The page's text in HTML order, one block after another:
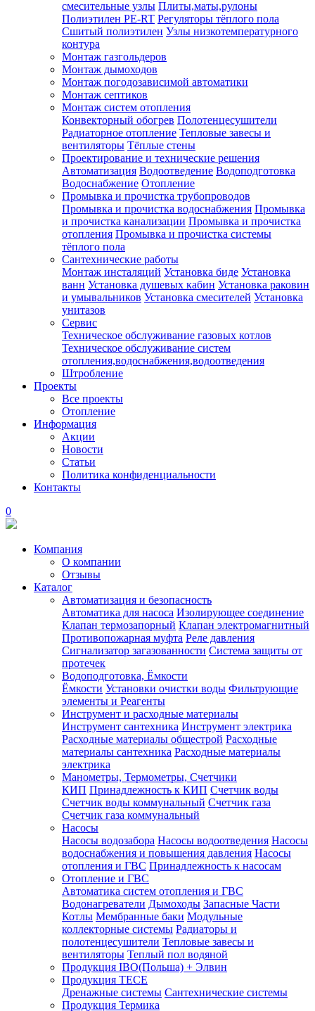
смесительные узлы Плиты,маты,рулоны
Полиэтилен PE-RT Регуляторы тёплого пола
Сшитый полиэтилен Узлы низкотемпературного
контура
Монтаж газгольдеров
Монтаж дымоходов
Монтаж погодозависимой автоматики
Монтаж септиков
Монтаж систем отопления
Конвекторный обогрев Полотенцесушители
Радиаторное отопление Тепловые завесы и
вентиляторы Тёплые стены
Проектирование и технические решения
Автоматизация Водоотведение Водоподготовка
Водоснабжение Отопление
Промывка и прочистка трубопроводов
Промывка и прочистка водоснабжения Промывка
и прочистка канализации Промывка и прочистка
отопления Промывка и прочистка системы
тёплого пола
Сантехнические работы
Монтаж инсталяций Установка биде Установка
ванн Установка душевых кабин Установка раковин
и умывальников Установка смесителей Установка
унитазов
Сервис
Техническое обслуживание газовых котлов
Техническое обслуживание систем
отопления,водоснабжения,водоотведения
Штробление
Проекты
Все проекты
Отопление
Информация
Акции
Новости
Статьи
Политика конфиденциальности
Контакты
0
Компания
О компании
Отзывы
Каталог
Автоматизация и безопасность
Автоматика для насоса Изолирующее соединение
Клапан термозапорный Клапан электромагнитный
Противопожарная муфта Реле давления
Сигнализатор загазованности Система защиты от
протечек
Водоподготовка, Ёмкости
Ёмкости Установки очистки воды Фильтрующие
элементы и Реагенты
Инструмент и расходные материалы
Инструмент сантехника Инструмент электрика
Расходные материалы общестрой Расходные
материалы сантехника Расходные материалы
электрика
Манометры, Термометры, Счетчики
КИП Принадлежность к КИП Счетчик воды
Счетчик воды коммунальный Счетчик газа
Счетчик газа коммунальный
Насосы
Насосы водозабора Насосы водоотведения Насосы
водоснабжения и повышения давления Насосы
отопления и ГВС Принадлежность к насосам
Отопление и ГВС
Автоматика систем отопления и ГВС
Водонагреватели Дымоходы Запасные Части
Котлы Мембранные баки Модульные
коллекторные системы Радиаторы и
полотенцесушители Тепловые завесы и
вентиляторы Теплый пол водяной
Продукция IBO(Польша) + Элвин
Продукция TECE
Дренажные системы Сантехнические системы
Продукция Термика